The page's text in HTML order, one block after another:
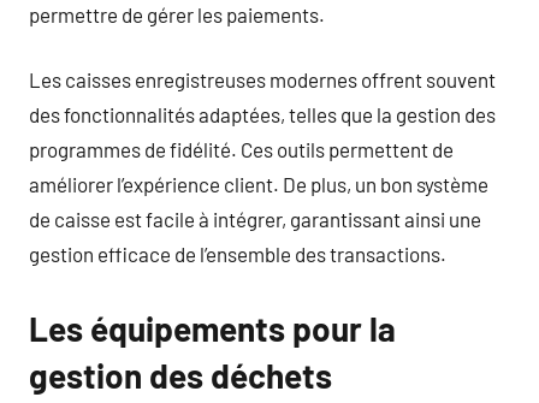
permettre de gérer les paiements.
Les caisses enregistreuses modernes offrent souvent
des fonctionnalités adaptées, telles que la gestion des
programmes de fidélité. Ces outils permettent de
améliorer l’expérience client. De plus, un bon système
de caisse est facile à intégrer, garantissant ainsi une
gestion efficace de l’ensemble des transactions.
Les équipements pour la
gestion des déchets